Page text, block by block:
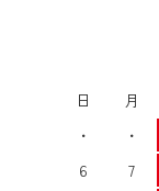
日 月
・
・
6
7